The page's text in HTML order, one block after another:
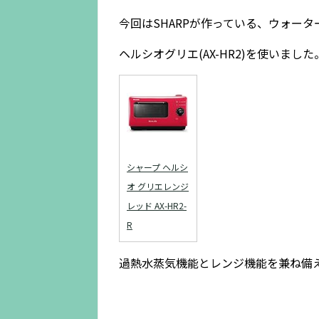
今回はSHARPが作っている、ウォー
ヘルシオグリエ(AX-HR2)を使いました。
シャープ ヘルシ
オ グリエレンジ
レッド AX-HR2-
R
過熱水蒸気機能とレンジ機能を兼ね備